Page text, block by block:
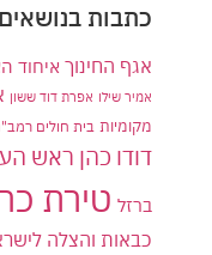
כתבות
אגף החינוך איחוד
אמיר שילו אפרת דוד ששון
מקומיות בית חולים
דודו כהן ראש
ברזל טירת
כבאות והצלה